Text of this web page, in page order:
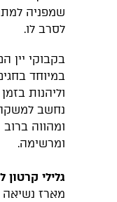
שמפניה
לסרב לו.
בקבוקי יין
במיוחד
וליהנות
נחשב
ומהווה
ומרשימה.
גלילי קרטון
מארז נשיאה